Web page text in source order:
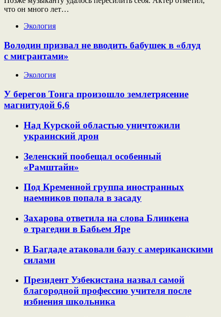
что он много лет…
Экология
Володин призвал не вводить бабушек в «блуд
с мигрантами»
Экология
У берегов Тонга произошло землетрясение
магнитудой 6,6
Над Курской областью уничтожили
украинский дрон
Зеленский пообещал особенный
«Рамштайн»
Под Кременной группа иностранных
наемников попала в засаду
Захарова ответила на слова Блинкена
о трагедии в Бабьем Яре
В Багдаде атаковали базу с американскими
силами
Президент Узбекистана назвал самой
благородной профессию учителя после
избиения школьника